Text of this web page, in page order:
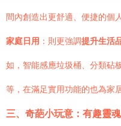
間內創造出更舒適、便捷的個
家庭日用 ：則更強調提升生活
如，智能感應垃圾桶、分類砧
等，在滿足實用功能的也為家
三、奇葩小玩意：有趣靈